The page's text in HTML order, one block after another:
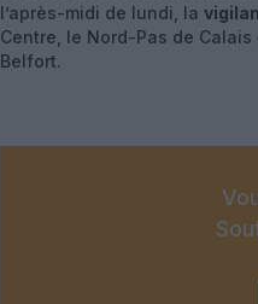
l’après-midi de lundi, la
Centre, le Nord-Pas de
Belfort.